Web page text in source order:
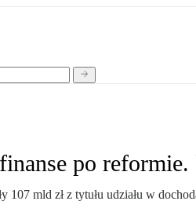
po
107 mld zł z tytułu udziału w